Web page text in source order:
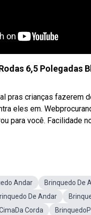
6,5 Polegadas
pras crianças fazerem
eles em.
para você. Facilidade
Andar Brinquedo De
De Andar
Corda